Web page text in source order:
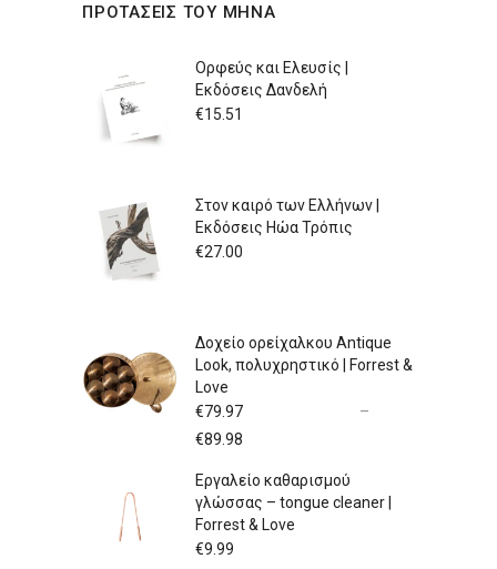
ΠΡΟΤΑΣΕΙΣ ΤΟΥ ΜΗΝΑ
Ορφεύς και Ελευσίς |
Εκδόσεις Δανδελή
€15.51
Στον καιρό των Ελλήνων |
Εκδόσεις Ηώα Τρόπις
€27.00
Δοχείο ορείχαλκου Antique
Look, πολυχρηστικό | Forrest &
Love
€79.97
–
€89.98
through
Εργαλείο καθαρισμού
γλώσσας – tongue cleaner |
Forrest & Love
€9.99